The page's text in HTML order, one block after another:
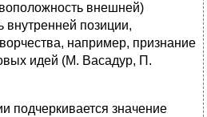
внешней)
внутренней позиции,
например, признание
идей (М. Васадур, П.
подчеркивается значение